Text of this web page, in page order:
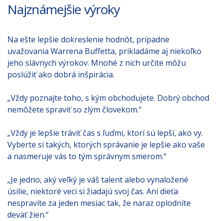
Najznámejšie výroky
Na ešte lepšie dokreslenie hodnôt, prípadne
uvažovania Warrena Buffetta, prikladáme aj niekoľko
jeho slávnych výrokov. Mnohé z nich určite môžu
poslúžiť ako dobrá inšpirácia.
„Vždy poznajte toho, s kým obchodujete. Dobrý obchod
nemôžete spraviť so zlým človekom.“
„Vždy je lepšie tráviť čas s ľuďmi, ktorí sú lepší, ako vy.
Vyberte si takých, ktorých správanie je lepšie ako vaše
a nasmeruje vás to tým správnym smerom.“
„Je jedno, aký veľký je váš talent alebo vynaložené
úsilie, niektoré veci si žiadajú svoj čas. Ani dieťa
nespravíte za jeden mesiac tak, že naraz oplodníte
deväť žien.“